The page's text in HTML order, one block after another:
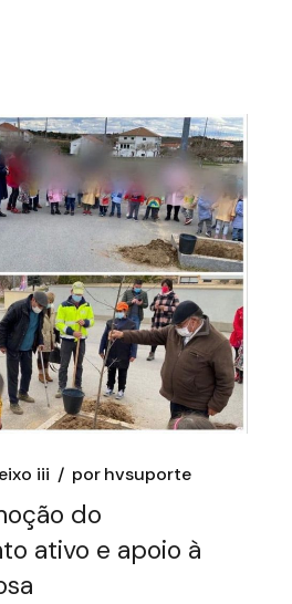
eixo iii porhvsuporte
do
ativo e apoio à